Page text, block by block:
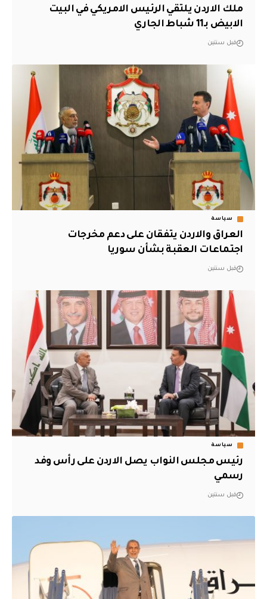
ملك الاردن يلتقي الرئيس الامريكي في البيت
الابيض بـ11 شباط الجاري
قبل سنتين
سياسة
العراق والاردن يتفقان على دعم مخرجات
اجتماعات العقبة بشأن سوريا
قبل سنتين
سياسة
رئيس مجلس النواب يصل الاردن على رأس وفد
رسمي
قبل سنتين